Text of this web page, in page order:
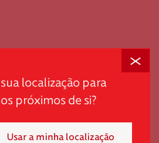
localização para
próximos de si?
Usar a minha localização